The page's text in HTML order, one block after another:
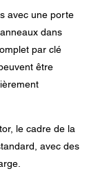
avec une porte
dans
par clé
être
le cadre de la
avec des
visiteur
de pourriel
figurant dans